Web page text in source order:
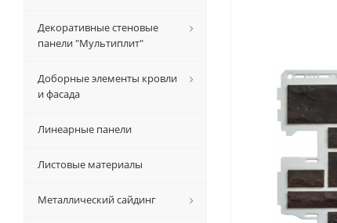
Декоративные стеновые
панели "Мультиплит"
Доборные элементы кровли
и фасада
Линеарные панели
Листовые материалы
Металлический сайдинг